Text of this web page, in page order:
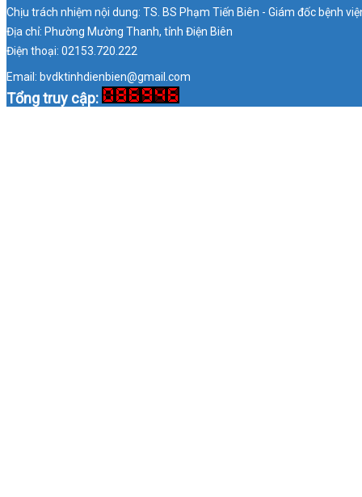
Chịu trách nhiệm nội dung: TS. BS Phạm Tiến Biên - Giám đốc bệnh
Địa chỉ: Phường Mường Thanh, tỉnh Điện Biên
Điện thoại: 02153.720.222
Email: bvdktinhdienbien@gmail.com
Tổng truy cập: